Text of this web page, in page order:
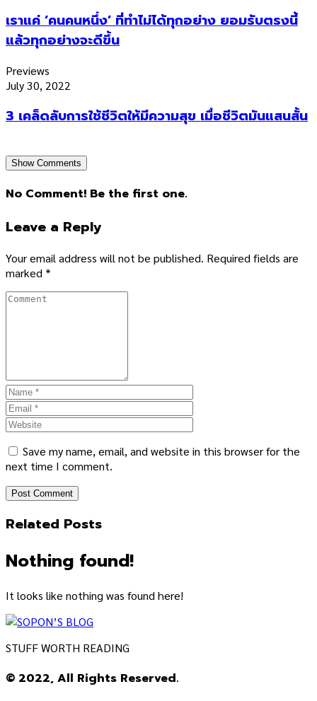
เราแค่ ‘คนคนหนึ่ง’ ที่ทำไม่ได้ทุกอย่าง ยอมรับตรงนี้
แล้วทุกอย่างจะดีขึ้น
Previews
July 30, 2022
3 เคล็ดลับการใช้ชีวิตให้มีความสุข เมื่อชีวิตมันแสนสั้น
Show Comments
No Comment! Be the first one.
Leave a Reply
Your email address will not be published. Required fields are
marked *
Save my name, email, and website in this browser for the
next time I comment.
Related Posts
Nothing found!
It looks like nothing was found here!
STUFF WORTH READING
© 2022, All Rights Reserved.